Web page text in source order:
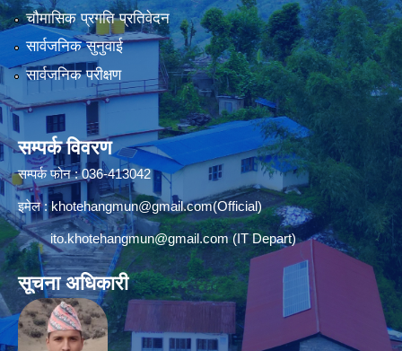
चौमासिक प्रगति प्रतिवेदन
सार्वजनिक सुनुवाई
सार्वजनिक परीक्षण
सम्पर्क विवरण
सम्पर्क फोन : 036-413042
इमेल :khotehangmun@gmail.com(Official)
ito.khotehangmun@gmail.com(IT Depart)
सूचना अधिकारी